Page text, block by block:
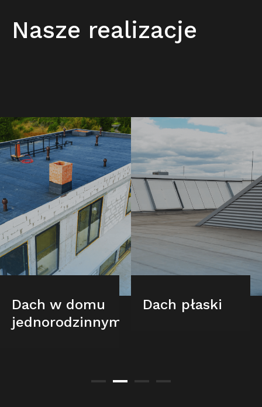
Nasze realizacje
Dach w domu
jednorodzinnym
Dach płaski